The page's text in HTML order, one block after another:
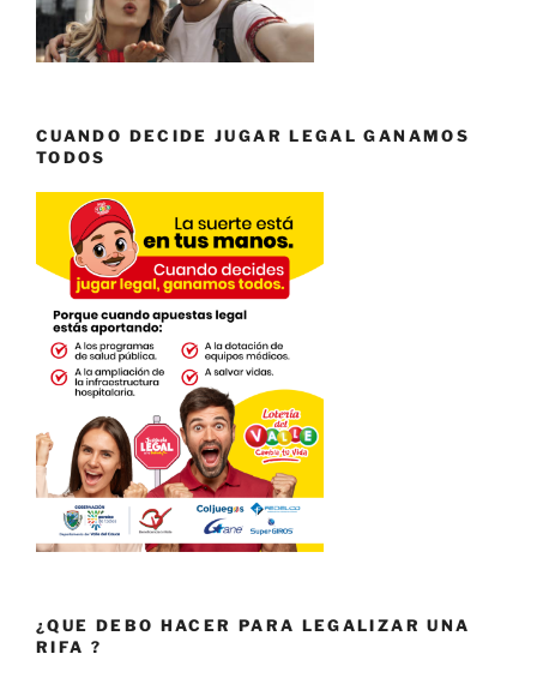
CUANDO DECIDE JUGAR LEGAL GANAMOS
TODOS
¿QUE DEBO HACER PARA LEGALIZAR UNA
RIFA ?